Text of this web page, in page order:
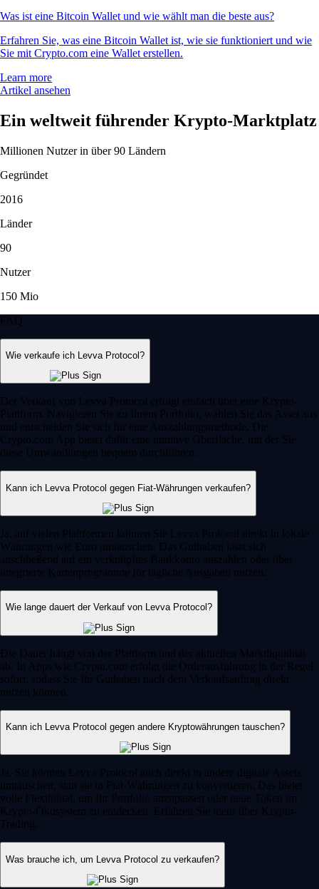
Was ist eine Bitcoin Wallet und wie wählt man die beste aus?
Erfahren Sie, was eine Bitcoin Wallet ist, wie sie funktioniert und wie
Sie mit Crypto.com eine Wallet erstellen.
Learn more
Artikel ansehen
Ein weltweit führender Krypto-Marktplatz
Millionen Nutzer in über 90 Ländern
Gegründet
2016
Länder
90
Nutzer
150 Mio
FAQ
Wie verkaufe ich Levva Protocol?
Der Verkauf von Levva Protocol erfolgt einfach über eine Krypto-
Plattform. Navigieren Sie zu Ihrem Portfolio, wählen Sie das Asset aus
und entscheiden Sie sich für eine Auszahlungsmethode. Die
Crypto.com App bietet dafür eine intuitive Oberfläche, mit der Sie
diese Umwandlungen bequem durchführen.
Kann ich Levva Protocol gegen Fiat-Währungen verkaufen?
Ja, auf vielen Plattformen können Sie Levva Protocol direkt in lokale
Währungen wie Euro umtauschen. Das Guthaben lässt sich
anschließend auf ein verknüpftes Bankkonto auszahlen oder über
integrierte Kartenprogramme für tägliche Ausgaben nutzen.
Wie lange dauert der Verkauf von Levva Protocol?
Die Dauer hängt von der Plattform und der aktuellen Marktliquidität
ab. In Apps wie Crypto.com erfolgt die Orderausführung in der Regel
sofort, sodass Sie Ihr Guthaben nach dem Verkaufsauftrag direkt
nutzen können.
Kann ich Levva Protocol gegen andere Kryptowährungen tauschen?
Ja, Sie können Levva Protocol auch direkt in andere digitale Assets
umtauschen, statt sie in Fiat-Währungen zu konvertieren. Das bietet
volle Flexibilität, um Ihr Portfolio anzupassen oder neue Token im
Krypto-Ökosystem zu entdecken. Erfahren Sie mehr über Krypto-
Trading.
Was brauche ich, um Levva Protocol zu verkaufen?